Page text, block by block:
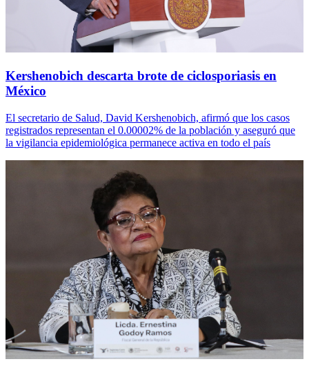
Kershenobich descarta brote de ciclosporiasis en
México
El secretario de Salud, David Kershenobich, afirmó que los casos
registrados representan el 0.00002% de la población y aseguró que
la vigilancia epidemiológica permanece activa en todo el país